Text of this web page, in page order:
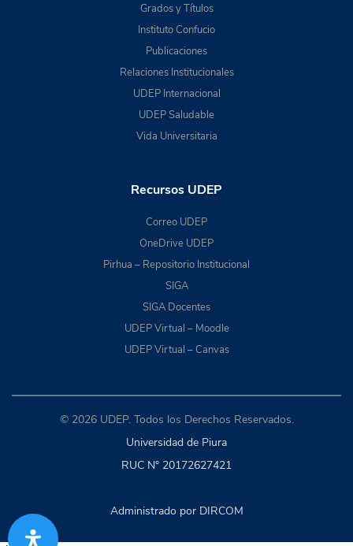
Grados y Títulos
Instituto Confucio
Publicaciones
Relaciones Institucionales
UDEP Internacional
UDEP Saludable
Vida Universitaria
Recursos UDEP
Correo UDEP
OneDrive UDEP
Pirhua – Repositorio Institucional
SIGA
SIGA Docentes
UDEP Virtual – Moodle
UDEP Virtual – Canvas
© 2026 UDEP. Todos los Derechos Reservados.
Universidad de Piura
RUC N° 20172627421
Administrado por DIRCOM